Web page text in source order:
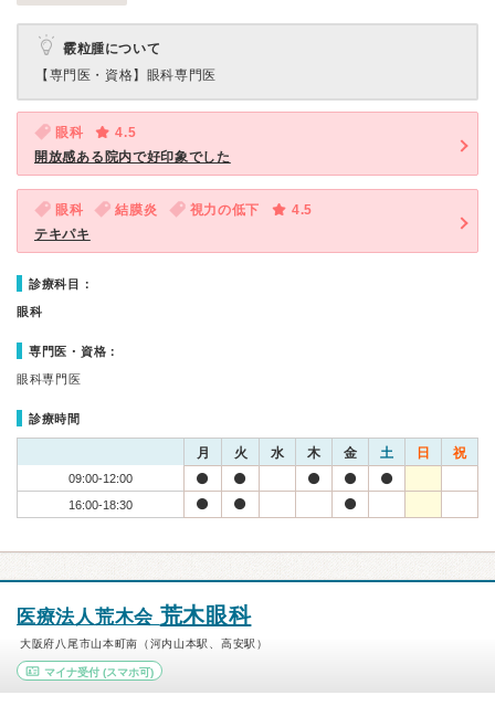
霰粒腫について
【専門医・資格】 眼科専門医
眼科
4.5
開放感ある院内で好印象でした
眼科 結膜炎 視力の低下
4.5
テキパキ
診療科目：
眼科
専門医・資格：
眼科専門医
診療時間
月 火 水 木 金 土 日 祝
09:00-12:00
16:00-18:30
医療法人荒木会 荒木眼科
大阪府八尾市山本町南（河内山本駅、高安駅）
マイナ受付 (スマホ可)